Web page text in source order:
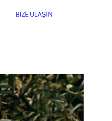
BİZE ULAŞIN